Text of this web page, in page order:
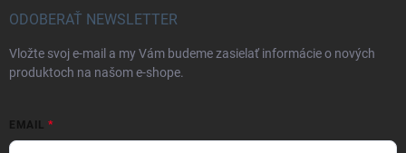
ODOBERAŤ NEWSLETTER
Vložte svoj e-mail a my Vám budeme zasielať informácie o nových
produktoch na našom e-shope.
EMAIL